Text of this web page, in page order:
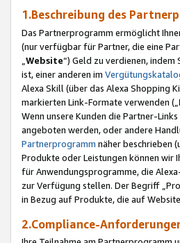
1.Beschreibung des
Das Partnerprogramm ermöglicht
(nur verfügbar für Partner, die eine
Website“) Geld zu verdienen, indem
ist, einer anderen im
Alexa Skill (über das Alexa Shopping
markierten Link-Formate verwenden („
Wenn unsere Kunden die Partner-
angeboten werden, oder andere
Partnerprogramm näher beschrieben
Produkte oder Leistungen können wir
für Anwendungsprogramme, die
zur Verfügung stellen. Der Begriff
in Bezug auf Produkte, die auf
2.Compliance-